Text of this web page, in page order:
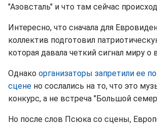
"Азовсталь" и что там сейчас
Интересно, что сначала для
коллектив подготовил
которая давала четкий сигнал миру о
Однако организаторы запретили ее
сцене но сослались на то, что это
конкурс, а не встреча "Большой
Но после слов Псюка со сцены,